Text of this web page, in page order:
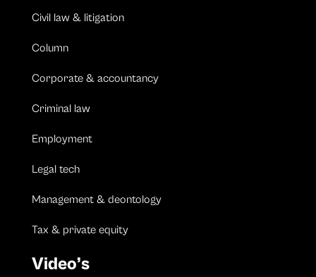
Civil law & litigation
Column
Corporate & accountancy
Criminal law
Employment
Legal tech
Management & deontology
Tax & private equity
Video’s